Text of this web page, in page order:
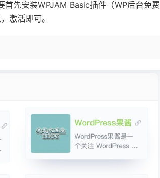
先安装WPJAM Basic插件（WP后台免费
激活即可。